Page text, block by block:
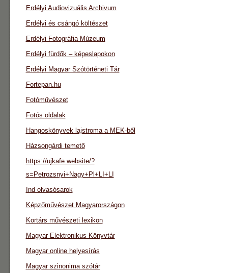
Erdélyi Audiovizuális Archivum
Erdélyi és csángó költészet
Erdélyi Fotográfia Múzeum
Erdélyi fürdők – képeslapokon
Erdélyi Magyar Szótörténeti Tár
Fortepan.hu
Fotóművészet
Fotós oldalak
Hangoskönyvek lajstroma a MEK-ből
Házsongárdi temető
https://ujkafe.website/?
s=Petrozsnyi+Nagy+Pl+LI+LI
Ind olvasósarok
Képzőművészet Magyarországon
Kortárs művészeti lexikon
Magyar Elektronikus Könyvtár
Magyar online helyesírás
Magyar szinonima szótár